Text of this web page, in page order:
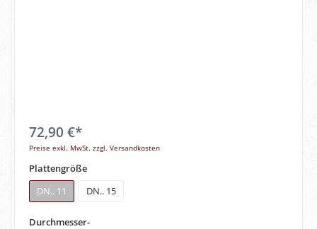
72,90 €*
Preise exkl. MwSt. zzgl. Versandkosten
Plattengröße
DN.. 11
DN.. 15
Durchmesser-